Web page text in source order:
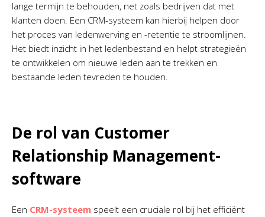
lange termijn te behouden, net zoals bedrijven dat met
klanten doen. Een CRM-systeem kan hierbij helpen door
het proces van ledenwerving en -retentie te stroomlijnen.
Het biedt inzicht in het ledenbestand en helpt strategieën
te ontwikkelen om nieuwe leden aan te trekken en
bestaande leden tevreden te houden.
De rol van Customer
Relationship Management-
software
Een CRM-systeem speelt een cruciale rol bij het efficiënt